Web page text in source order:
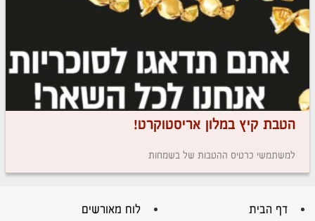
הטבת קיץ במלון אריסטוקרט!
למשתמשי כרטיס ההטבות של בשמחות
דף הבית לוח מאורשים